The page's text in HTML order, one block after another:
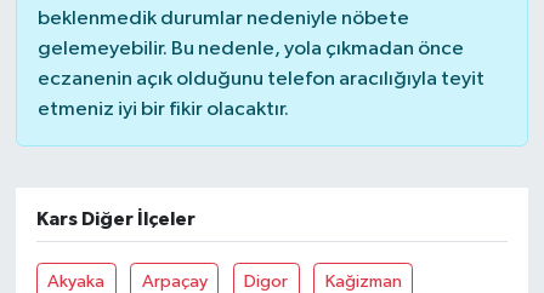
beklenmedik durumlar nedeniyle nöbete
gelemeyebilir. Bu nedenle, yola çıkmadan önce
eczanenin açık olduğunu telefon aracılığıyla teyit
etmeniz iyi bir fikir olacaktır.
Kars Diğer İlçeler
Akyaka Arpaçay Digor Kağizman